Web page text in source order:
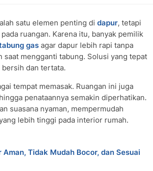
satu elemen penting di dapur, tetapi
ruangan. Karena itu, banyak pemilik
gas agar dapur lebih rapi tanpa
saat mengganti tabung. Solusi yang tepat
dan tertata.
tempat memasak. Ruangan ini juga
penataannya semakin diperhatikan.
suasana nyaman, mempermudah
lebih tinggi pada interior rumah.
Tidak Mudah Bocor, dan Sesuai